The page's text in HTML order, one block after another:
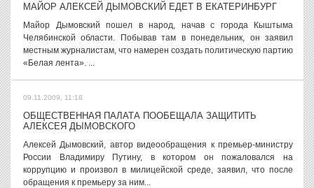
МАЙОР АЛЕКСЕЙ ДЫМОВСКИЙ ЕДЕТ В ЕКАТЕРИНБУРГ
Майор Дымовский пошел в народ, начав с города Кыштыма
Челябинской области. Побывав там в понедельник, он заявил
местным журналистам, что намерен создать политическую партию
«Белая лента». ...
09.11.2009, 11:18
ОБЩЕСТВЕННАЯ ПАЛАТА ПООБЕЩАЛА ЗАЩИТИТЬ
АЛЕКСЕЯ ДЫМОВСКОГО
Алексей Дымовский, автор видеообращения к премьер-министру
России Владимиру Путину, в котором он пожаловался на
коррупцию и произвол в милицейской среде, заявил, что после
обращения к премьеру за ним...